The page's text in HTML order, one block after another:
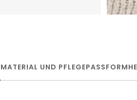
MATERIAL UND PFLEGEPASSFORM